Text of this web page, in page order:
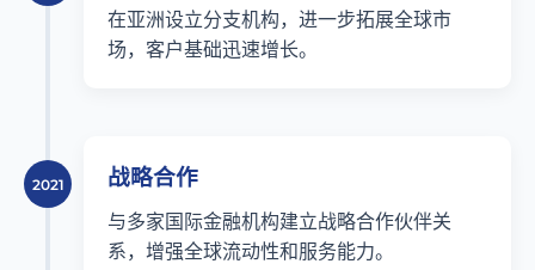
在亚洲设立分支机构，进一步拓展全球市
场，客户基础迅速增长。
2021 战略合作
与多家国际金融机构建立战略合作伙伴关
系，增强全球流动性和服务能力。